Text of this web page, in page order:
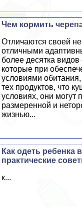
Чем кормить
Отличаются своей
отличными
более десятка
которые при
условиями
тех продуктов, что
условиях, они могут
размеренной и
жизнью...
Как одеть ребенка
пpaктические
к...